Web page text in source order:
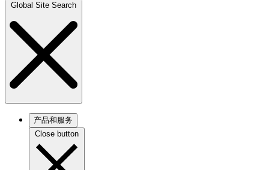
Global Site Search
产品和服务
Close button